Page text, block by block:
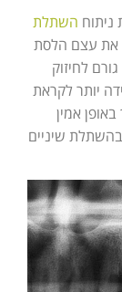
ניתוח השתלת
את עצם הלסת
לחיזוק
יותר לקראת
אמין
שיניים